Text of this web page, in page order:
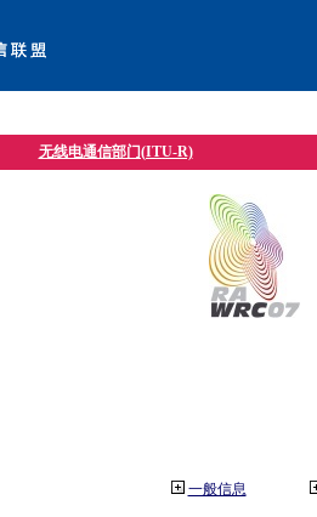
无线电通信部门(ITU-R)
一般信息